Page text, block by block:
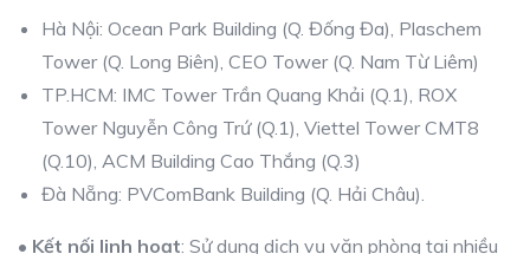
Hà Nội: Ocean Park Building (Q. Đống Đa), Plaschem
Tower (Q. Long Biên), CEO Tower (Q. Nam Từ Liêm)
TP.HCM: IMC Tower Trần Quang Khải (Q.1), ROX
Tower Nguyễn Công Trứ (Q.1), Viettel Tower CMT8
(Q.10), ACM Building Cao Thắng (Q.3)
Đà Nẵng: PVComBank Building (Q. Hải Châu).
• Kết nối linh hoạt: Sử dụng dịch vụ văn phòng tại nhiều